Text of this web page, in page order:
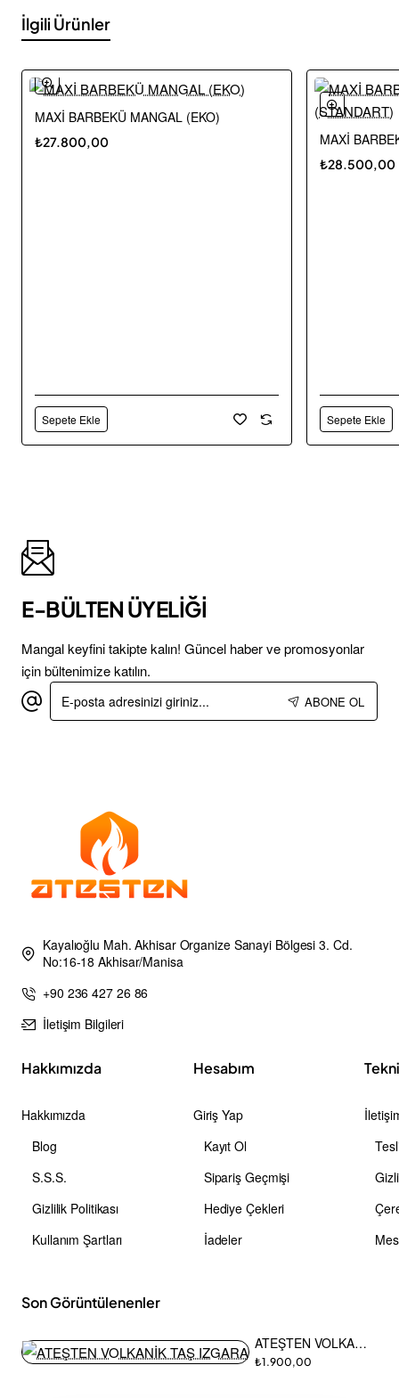
İlgili Ürünler
MAXİ BARBEKÜ MANGAL (EKO)
₺27.800,00
Sepete Ekle
MAXİ
₺28.500,00
Sepete Ekle
E-BÜLTEN ÜYELİĞİ
Mangal keyfini takipte kalın! Güncel haber ve promosyonlar
için bültenimize katılın.
E-
posta
adresinizi
ABONE OL
Kayalıoğlu Mah. Akhisar Organize Sanayi Bölgesi 3. Cd.
No:16-18 Akhisar/Manisa
+90 236 427 26 86
İletişim Bilgileri
Hakkımızda
Hakkımızda
Blog
S.S.S.
Gizlilik Politikası
Kullanım Şartları
Hesabım
Giriş Yap
Kayıt Ol
Sipariş Geçmişi
Hediye Çekleri
İadeler
Son Görüntülenenler
ATEŞTEN VOLKANİK TAŞ IZGARA
₺1.900,00